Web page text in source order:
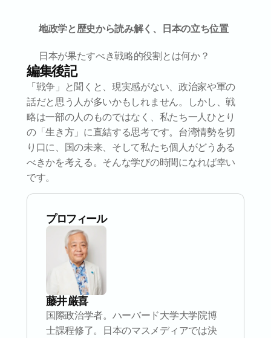
地政学と歴史から読み解く、日本の立ち位置
日本が果たすべき戦略的役割とは何か？
編集後記
「戦争」と聞くと、現実感がない、政治家や軍の
話だと思う人が多いかもしれません。しかし、戦
略は一部の人のものではなく、私たち一人ひとり
の「生き方」に直結する思考です。台湾情勢を切
り口に、国の未来、そして私たち個人がどうある
べきかを考える。そんな学びの時間になれば幸い
です。
プロフィール
藤井 厳喜
国際政治学者。ハーバード大学大学院博
士課程修了。日本のマスメディアでは決